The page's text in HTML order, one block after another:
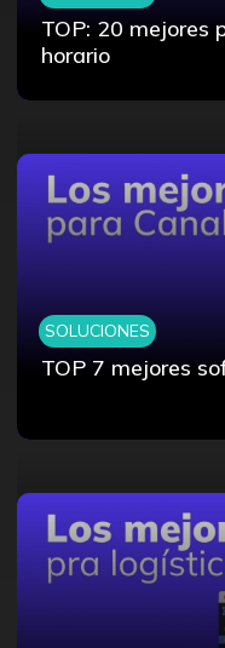
TOP: 20 mejores
horario
SOLUCIONES
TOP 7 mejores